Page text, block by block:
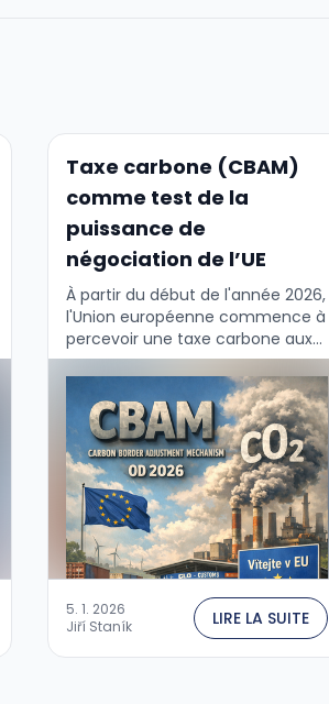
Taxe carbone (CBAM)
comme test de la
puissance de
négociation de l’UE
À partir du début de l'année 2026,
l'Union européenne commence à
percevoir une taxe carbone aux
frontières sur les importations de
biens provenant de secteurs à
forte intensité énergétique dans
…
5. 1. 2026
Jiří Staník
LIRE LA SUITE